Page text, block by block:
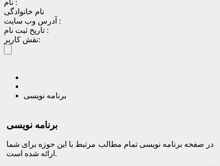
نام :
نام خانوادگی
آدرس وب سایت :
تاریخ ثبت نام :
نقش کاربر:
برنامه نویسی
برنامه نویسی
در صفحه برنامه نویسی تمام مطالب مرتبط با این حوزه برای شما
ارائه شده است.